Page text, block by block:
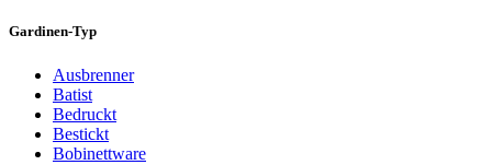
Gardinen-Typ
Ausbrenner
Batist
Bedruckt
Bestickt
Bobinettware